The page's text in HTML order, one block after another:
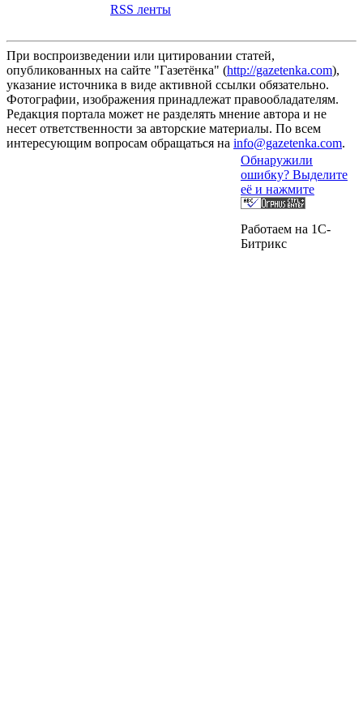
RSS ленты
При воспроизведении или цитировании статей,
опубликованных на сайте "Газетёнка" (http://gazetenka.com),
указание источника в виде активной ссылки обязательно.
Фотографии, изображения принадлежат правообладателям.
Редакция портала может не разделять мнение автора и не
несет ответственности за авторские материалы. По всем
интересующим вопросам обращаться на info@gazetenka.com.
Обнаружили
ошибку? Выделите
её и нажмите
Работаем на 1C-
Битрикс